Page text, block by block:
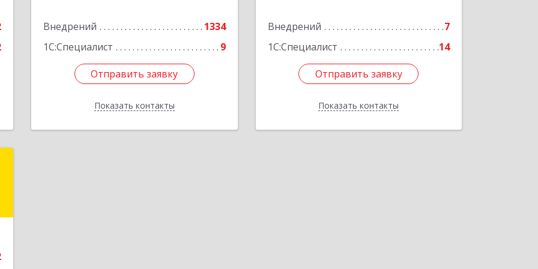
Внедрений
1334
1С:Специалист
9
Отправить заявку
Показать контакты
Подробнее
Отправить заявку
Назад
Внедрений
7
1С:Специалист
14
Отправить заявку
Показать контакты
Отправить заявку
Назад